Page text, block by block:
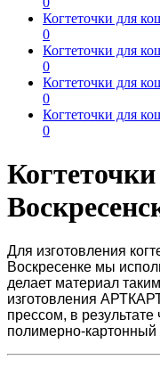
Когтеточки для
0
Когтеточки для
0
Когтеточки для
0
Когтеточки для
0
Для изготовления
Воскресенке мы
делает материал
изготовления
прессом, в
полимерно-картонный